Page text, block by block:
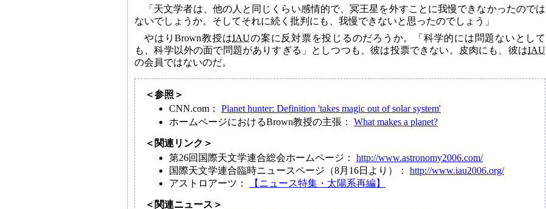
「天文学者は、他の人と同じくらい感情的で、冥王星を外すことに我慢できなかったのでは
ないでしょうか。そしてそれに続く批判にも、我慢できないと思ったのでしょう」
やはりBrown教授はIAUの案に反対票を投じるのだろうか。「科学的には問題ないとして
も、科学以外の面で問題がありすぎる」としつつも、彼は投票できない。皮肉にも、彼はIAU
の会員ではないのだ。
＜参照＞
CNN.com： Planet hunter: Definition 'takes magic out of solar system'
ホームページにおけるBrown教授の主張： What makes a planet?
＜関連リンク＞
第26回国際天文学連合総会ホームページ： http://www.astronomy2006.com/
国際天文学連合臨時ニュースページ（8月16日より）： http://www.iau2006.org/
アストロアーツ：
【ニュース特集・太陽系再編】
＜関連ニュース＞